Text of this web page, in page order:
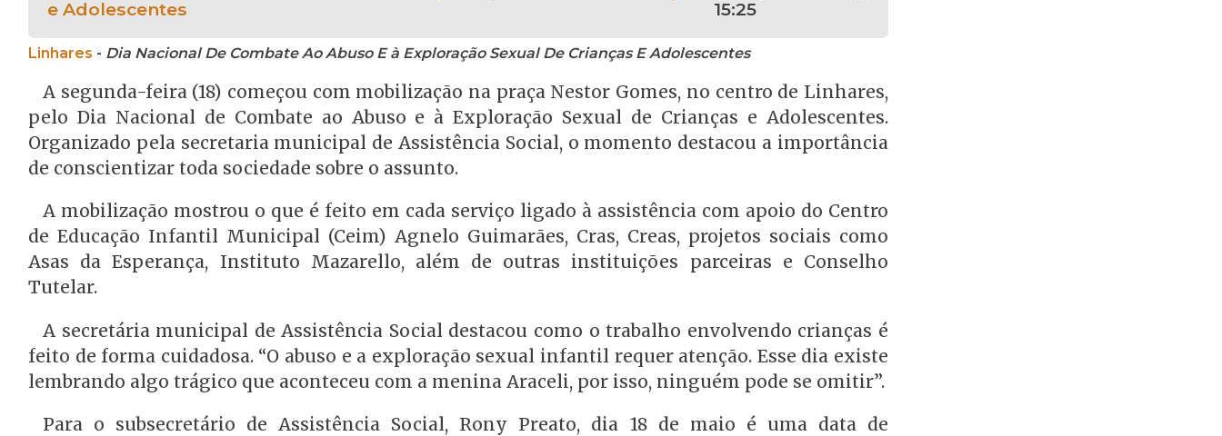
e Adolescentes
15:25
Linhares - Dia Nacional De Combate Ao Abuso E à Exploração Sexual De Crianças E Adolescentes
A segunda-feira (18) começou com mobilização na praça Nestor Gomes, no centro de Linhares,
pelo Dia Nacional de Combate ao Abuso e à Exploração Sexual de Crianças e Adolescentes.
Organizado pela secretaria municipal de Assistência Social, o momento destacou a importância
de conscientizar toda sociedade sobre o assunto.
A mobilização mostrou o que é feito em cada serviço ligado à assistência com apoio do Centro
de Educação Infantil Municipal (Ceim) Agnelo Guimarães, Cras, Creas, projetos sociais como
Asas da Esperança, Instituto Mazarello, além de outras instituições parceiras e Conselho
Tutelar.
A secretária municipal de Assistência Social destacou como o trabalho envolvendo crianças é
feito de forma cuidadosa. “O abuso e a exploração sexual infantil requer atenção. Esse dia existe
lembrando algo trágico que aconteceu com a menina Araceli, por isso, ninguém pode se omitir”.
Para o subsecretário de Assistência Social, Rony Preato, dia 18 de maio é uma data de